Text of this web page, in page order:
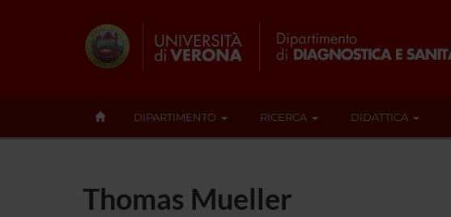
DIPARTIMENTO RICERCA DIDATTICA
Thomas Mueller